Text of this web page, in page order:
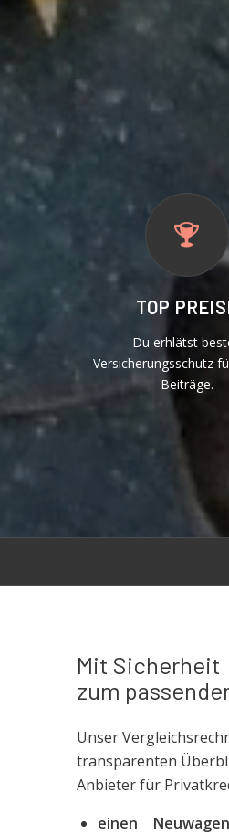
TOP
Du erhlätst
Versicherungsschutz
Beiträge.
Mit Sicherheit
zum
Unser
transparenten
Anbieter für
einen